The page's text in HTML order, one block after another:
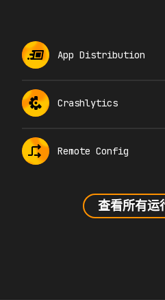
App Distribution
Crashlytics
Remote Config
查看所有运